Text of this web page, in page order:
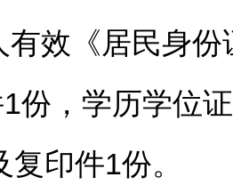
《居民身份
份，学历学位
印件1份。